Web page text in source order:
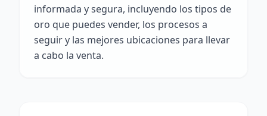
informada y segura, incluyendo los tipos de
oro que puedes vender, los procesos a
seguir y las mejores ubicaciones para llevar
a cabo la venta.